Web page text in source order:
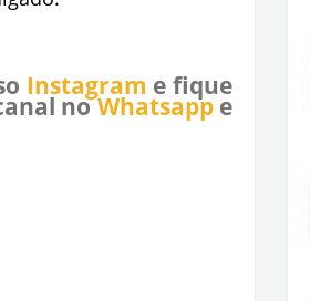
Instagram e fique
noWhatsappe